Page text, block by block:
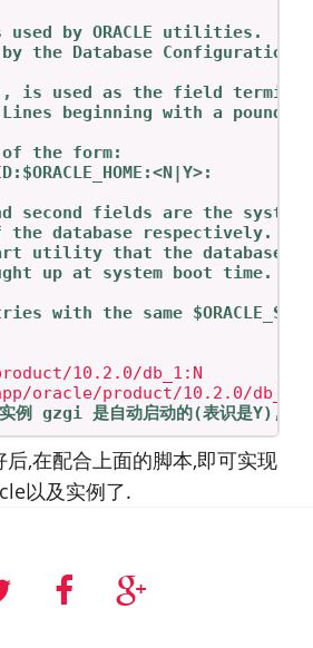
by ORACLE utilities.  It
by the Database Configuration
used as the field
beginning with a pound
the form:
second fields are the system
the database respectively.
utility that the database
up at system boot time.
with the same
10.2.0/db_1:N
例 gzgi 是自动启动的(表识是Y),而
后,在配合上面的脚本,即可实现
以及实例了.